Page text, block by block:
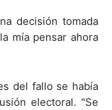
decisión tomada
mía pensar ahora
del fallo se había
electoral. "Se